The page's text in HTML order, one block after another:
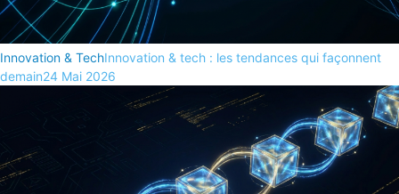
Innovation & TechInnovation & tech : les tendances qui façonnent
demain24 Mai 2026